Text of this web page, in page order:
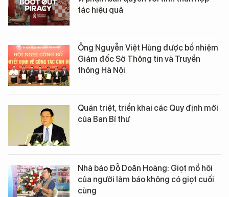
tác hiệu quả
Ông Nguyễn Việt Hùng được bổ nhiệm
Giám đốc Sở Thông tin và Truyền
thông Hà Nội
Quán triệt, triển khai các Quy định mới
của Ban Bí thư
Nhà báo Đỗ Doãn Hoàng: Giọt mồ hôi
của người làm báo không có giọt cuối
cùng